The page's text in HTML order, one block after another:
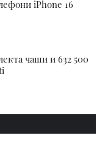
iPhone 16
чаши и 632 500